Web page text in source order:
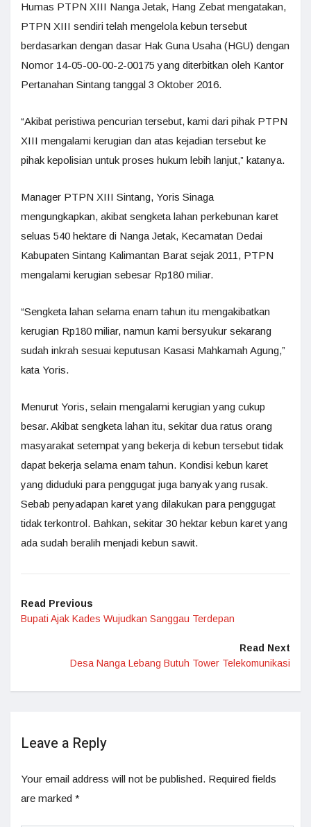
Humas PTPN XIII Nanga Jetak, Hang Zebat mengatakan,
PTPN XIII sendiri telah mengelola kebun tersebut
berdasarkan dengan dasar Hak Guna Usaha (HGU) dengan
Nomor 14-05-00-00-2-00175 yang diterbitkan oleh Kantor
Pertanahan Sintang tanggal 3 Oktober 2016.
“Akibat peristiwa pencurian tersebut, kami dari pihak PTPN
XIII mengalami kerugian dan atas kejadian tersebut ke
pihak kepolisian untuk proses hukum lebih lanjut,” katanya.
Manager PTPN XIII Sintang, Yoris Sinaga
mengungkapkan, akibat sengketa lahan perkebunan karet
seluas 540 hektare di Nanga Jetak, Kecamatan Dedai
Kabupaten Sintang Kalimantan Barat sejak 2011, PTPN
mengalami kerugian sebesar Rp180 miliar.
“Sengketa lahan selama enam tahun itu mengakibatkan
kerugian Rp180 miliar, namun kami bersyukur sekarang
sudah inkrah sesuai keputusan Kasasi Mahkamah Agung,”
kata Yoris.
Menurut Yoris, selain mengalami kerugian yang cukup
besar. Akibat sengketa lahan itu, sekitar dua ratus orang
masyarakat setempat yang bekerja di kebun tersebut tidak
dapat bekerja selama enam tahun. Kondisi kebun karet
yang diduduki para penggugat juga banyak yang rusak.
Sebab penyadapan karet yang dilakukan para penggugat
tidak terkontrol. Bahkan, sekitar 30 hektar kebun karet yang
ada sudah beralih menjadi kebun sawit.
Read Previous
Bupati Ajak Kades Wujudkan Sanggau Terdepan
Read Next
Desa Nanga Lebang Butuh Tower Telekomunikasi
Leave a Reply
Your email address will not be published. Required fields
are marked *